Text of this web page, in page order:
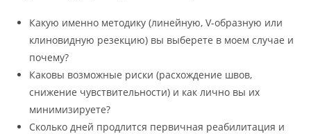
Какую именно методику (линейную, V-образную или
клиновидную резекцию) вы выберете в моем случае и
почему?
Каковы возможные риски (расхождение швов,
снижение чувствительности) и как лично вы их
минимизируете?
Сколько дней продлится первичная реабилитация и